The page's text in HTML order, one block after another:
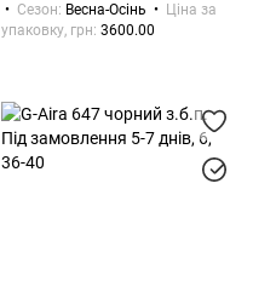
Сезон
Весна-Осінь
Ціна за
упаковку, грн 3600.00